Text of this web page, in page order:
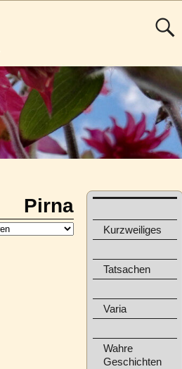
Pirna
Kurzweiliges
Tatsachen
Varia
Wahre
Geschichten